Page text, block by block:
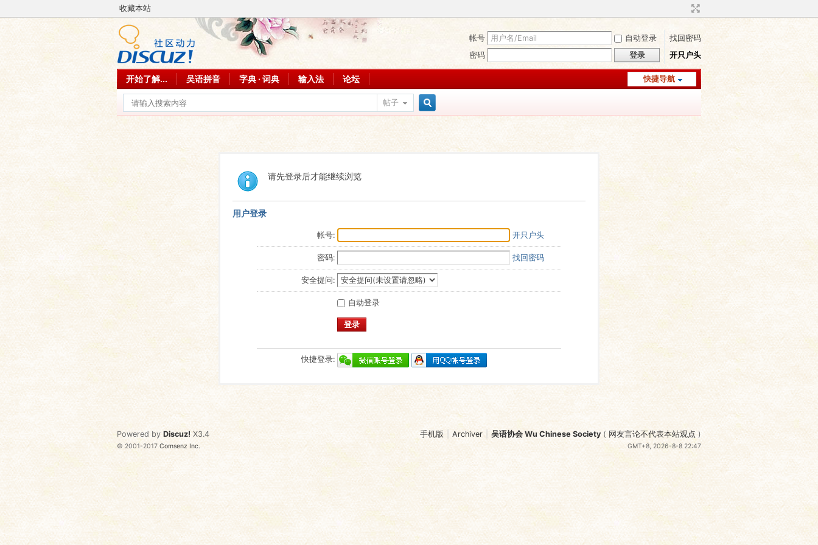
收藏本站
帐号 自动登录
找回密码
密码
登录 开只户头
快捷导航
开始了解... 吴语拼音 字典 · 词典 输入法 论坛
帖子
请先登录后才能继续浏览
用户登录
帐号: 开只户头
密码: 找回密码
安全提问:
自动登录
登录
快捷登录:
手机版 Archiver 吴语协会 Wu Chinese Society ( 网友言论不代表本站观点 )
GMT+8, 2026-8-8 22:47
Powered by Discuz! X3.4
© 2001-2017Comsenz Inc.